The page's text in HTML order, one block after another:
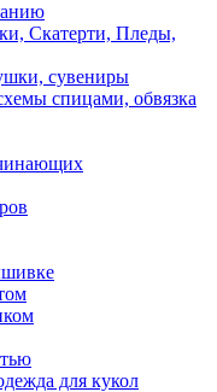
Скатерти, Пледы,
сувениры
спицами, обвязка
для кукол